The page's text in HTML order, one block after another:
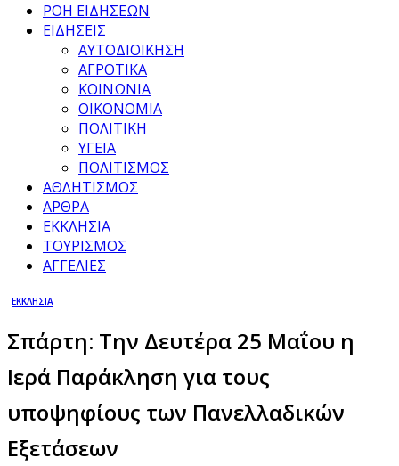
ΡΟΗ ΕΙΔΗΣΕΩΝ
ΕΙΔΗΣΕΙΣ
ΑΥΤΟΔΙΟΙΚΗΣΗ
ΑΓΡΟΤΙΚΑ
ΚΟΙΝΩΝΙΑ
ΟΙΚΟΝΟΜΙΑ
ΠΟΛΙΤΙΚΗ
ΥΓΕΙΑ
ΠΟΛΙΤΙΣΜΟΣ
ΑΘΛΗΤΙΣΜΟΣ
ΑΡΘΡΑ
ΕΚΚΛΗΣΙΑ
ΤΟΥΡΙΣΜΟΣ
ΑΓΓΕΛΙΕΣ
ΕΚΚΛΗΣΙΑ
Σπάρτη: Την Δευτέρα 25 Μαΐου η
Ιερά Παράκληση για τους
υποψηφίους των Πανελλαδικών
Εξετάσεων